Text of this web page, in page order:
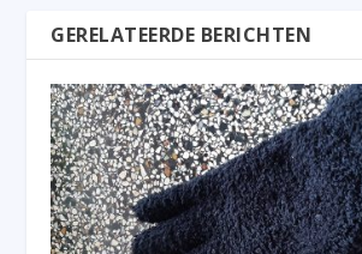
GERELATEERDE BERICHTEN